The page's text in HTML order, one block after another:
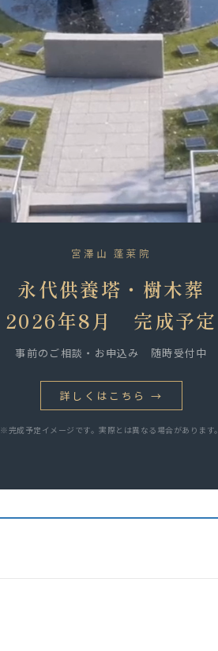
宮澤山 蓬莱院
永代供養塔・樹木葬
2026年8月 完成予定
事前のご相談・お申込み 随時受付中
詳しくはこちら →
※完成予定イメージです。実際とは異なる場合があります。